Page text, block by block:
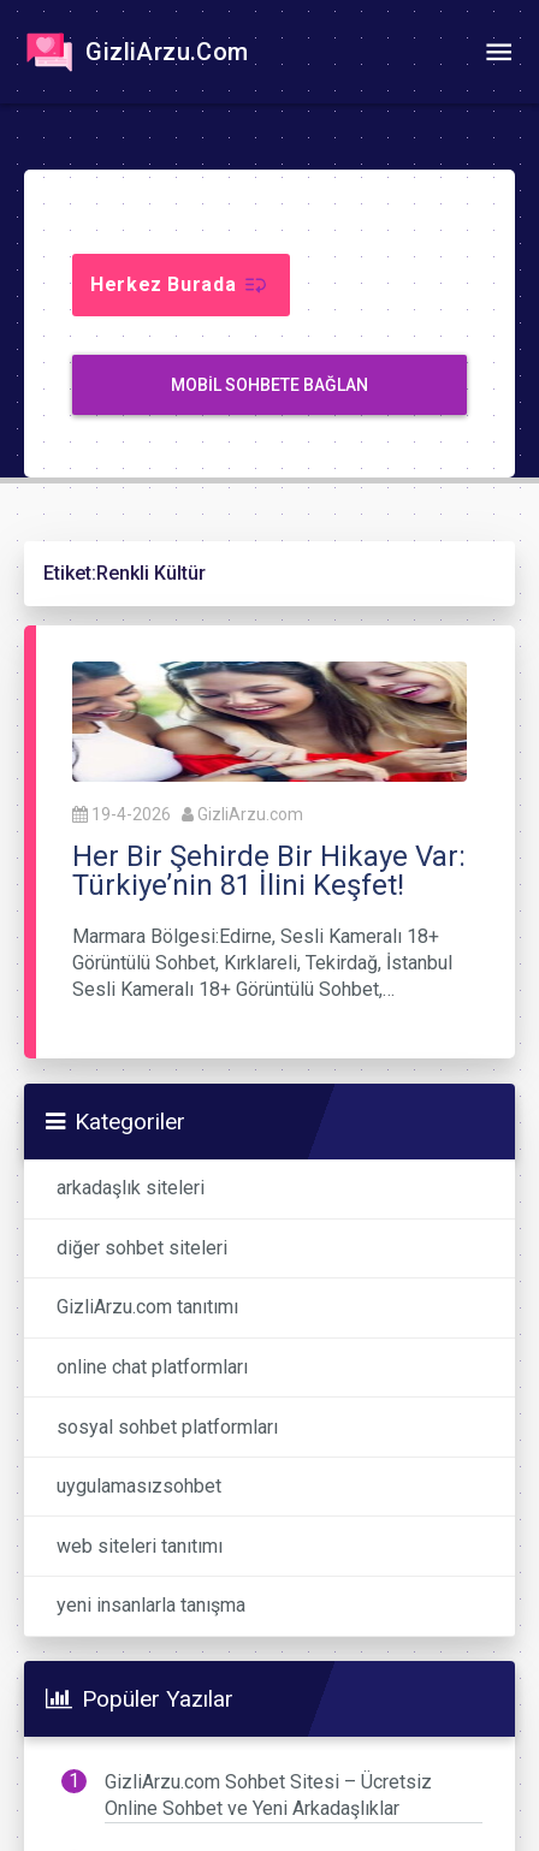
GizliArzu.Com
Herkez Burada
MOBIL SOHBETE BAĞLAN
Etiket:Renkli Kültür
19-4-2026 GizliArzu.com
Her Bir Şehirde Bir Hikaye Var:
Türkiye’nin 81 İlini Keşfet!
Marmara Bölgesi:Edirne, Sesli Kameralı 18+
Görüntülü Sohbet, Kırklareli, Tekirdağ, İstanbul
Sesli Kameralı 18+ Görüntülü Sohbet,…
Kategoriler
arkadaşlık siteleri
diğer sohbet siteleri
GizliArzu.com tanıtımı
online chat platformları
sosyal sohbet platformları
uygulamasızsohbet
web siteleri tanıtımı
yeni insanlarla tanışma
Popüler Yazılar
GizliArzu.com Sohbet Sitesi – Ücretsiz
Online Sohbet ve Yeni Arkadaşlıklar